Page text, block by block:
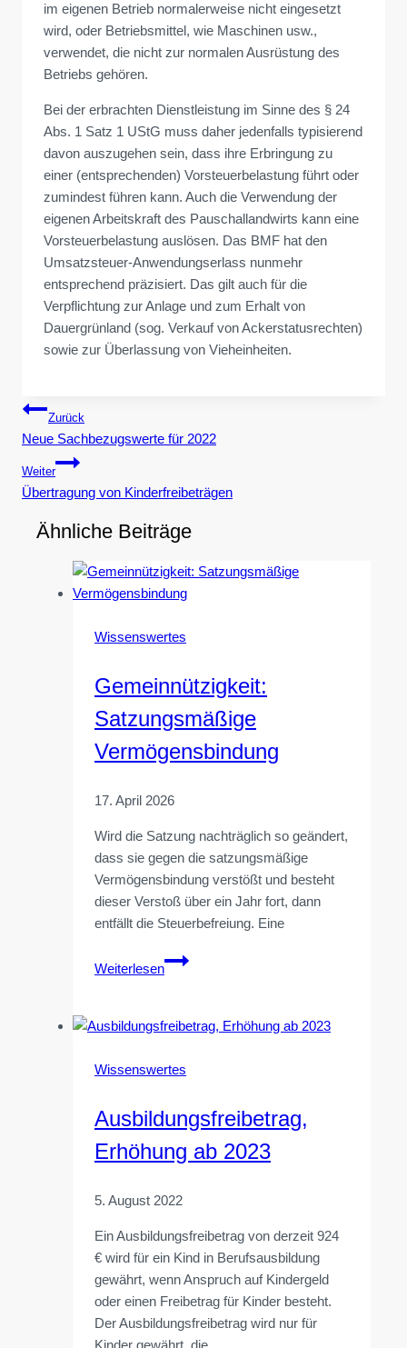
im eigenen Betrieb normalerweise nicht eingesetzt
wird, oder Betriebsmittel, wie Maschinen usw.,
verwendet, die nicht zur normalen Ausrüstung des
Betriebs gehören.
Bei der erbrachten Dienstleistung im Sinne des § 24
Abs. 1 Satz 1 UStG muss daher jedenfalls typisierend
davon auszugehen sein, dass ihre Erbringung zu
einer (entsprechenden) Vorsteuerbelastung führt oder
zumindest führen kann. Auch die Verwendung der
eigenen Arbeitskraft des Pauschallandwirts kann eine
Vorsteuerbelastung auslösen. Das BMF hat den
Umsatzsteuer-Anwendungserlass nunmehr
entsprechend präzisiert. Das gilt auch für die
Verpflichtung zur Anlage und zum Erhalt von
Dauergrünland (sog. Verkauf von Ackerstatusrechten)
sowie zur Überlassung von Vieheinheiten.
Beitragsnavigation
Zurück
Neue Sachbezugswerte für 2022
Weiter
Übertragung von Kinderfreibeträgen
Ähnliche Beiträge
Wissenswertes
Gemeinnützigkeit:
Satzungsmäßige
Vermögensbindung
17. April 2026
Wird die Satzung nachträglich so geändert,
dass sie gegen die satzungsmäßige
Vermögensbindung verstößt und besteht
dieser Verstoß über ein Jahr fort, dann
entfällt die Steuerbefreiung. Eine
Weiterlesen
Gemeinnützigkeit:
Satzungsmäßige
Wissenswertes
Ausbildungsfreibetrag,
Erhöhung ab 2023
5. August 2022
Ein Ausbildungsfreibetrag von derzeit 924
€ wird für ein Kind in Berufsausbildung
gewährt, wenn Anspruch auf Kindergeld
oder einen Freibetrag für Kinder besteht.
Der Ausbildungsfreibetrag wird nur für
Kinder gewährt, die